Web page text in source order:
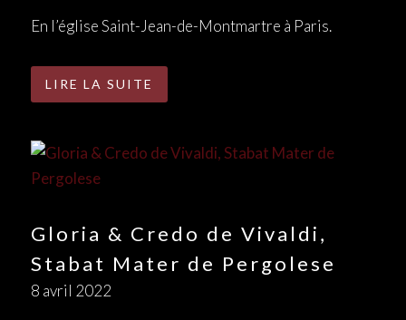
En l’église Saint-Jean-de-Montmartre à Paris.
LIRE LA SUITE
Gloria & Credo de Vivaldi,
Stabat Mater de Pergolese
8 avril 2022